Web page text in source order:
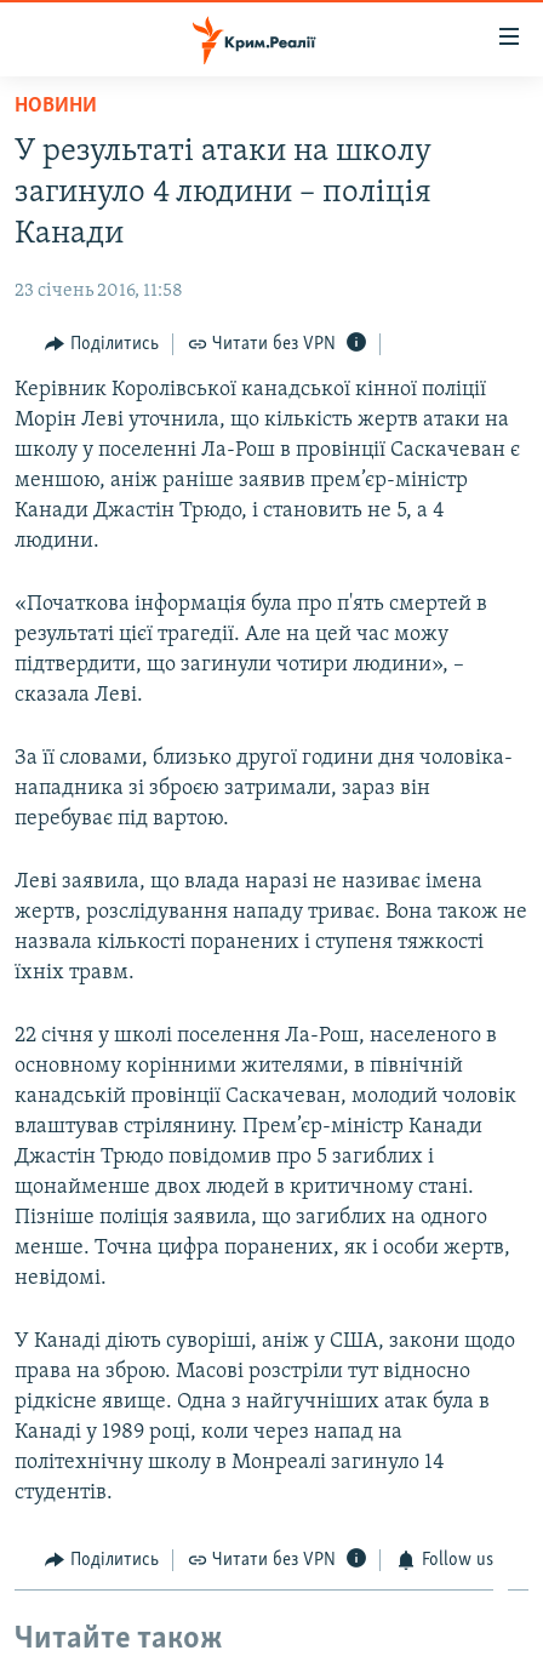
Перейти
основного
матеріалу
Перейти
до
основної
Перейти
пошуку
ВОДА.КРИМ
ВІДЕО ТА ФОТО
БЛОГИ
ПОГЛЯД
ІНТЕРВ'Ю
ВСЕ ЗА ДЕНЬ
СПЕЦПРОЕКТИ
ДЕПОРТАЦІЯ
СВІДЧЕННЯ ОКУПАЦІЇ
ІНФОГРАФІКА
ЯК ОБІЙТИ БЛОКУВАННЯ
Qırımtatar
ДОЛУЧАЙСЯ!
Усі сайти RFE/RL
НОВИНИ
У результаті атаки на школу
загинуло 4 людини – поліція
Канади
23 січень 2016, 11:58
Поділитись Читати без VPN
Керівник Королівської канадської кінної поліції
Морін Леві уточнила, що кількість жертв атаки на
школу у поселенні Ла-Рош в провінції Саскачеван є
меншою, аніж раніше заявив прем’єр-міністр
Канади Джастін Трюдо, і становить не 5, а 4
людини.
«Початкова інформація була про п'ять смертей в
результаті цієї трагедії. Але на цей час можу
підтвердити, що загинули чотири людини», –
сказала Леві.
За її словами, близько другої години дня чоловіка-
нападника зі зброєю затримали, зараз він
перебуває під вартою.
Леві заявила, що влада наразі не називає імена
жертв, розслідування нападу триває. Вона також не
назвала кількості поранених і ступеня тяжкості
їхніх травм.
22 січня у школі поселення Ла-Рош, населеного в
основному корінними жителями, в північній
канадській провінції Саскачеван, молодий чоловік
влаштував стрілянину. Прем’єр-міністр Канади
Джастін Трюдо повідомив про 5 загиблих і
щонайменше двох людей в критичному стані.
Пізніше поліція заявила, що загиблих на одного
менше. Точна цифра поранених, як і особи жертв,
невідомі.
У Канаді діють суворіші, аніж у США, закони щодо
права на зброю. Масові розстріли тут відносно
рідкісне явище. Одна з найгучніших атак була в
Канаді у 1989 році, коли через напад на
політехнічну школу в Монреалі загинуло 14
студентів.
Поділитись Читати без VPN Follow us
Читайте також